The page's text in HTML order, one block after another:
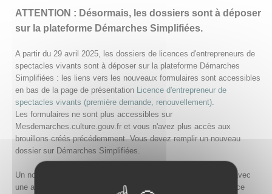
ATTENTION : Désormais, les dossiers sont à déposer
sur la plateforme Démarches Simplifiées.
A partir du 29 avril 2025, les dossiers de licences d'entrepreneurs de
spectacles vivants sont à déposer sur la plateforme Démarches
Simplifiées : les liens vers les nouveaux formulaires sont accessibles
en bas de la page de présentation Licence d'entrepreneur de
spectacles vivants (première demande, renouvellement).
Les formulaires ne sont plus accessibles sur
Mesdemarches.culture.gouv.fr et vous n'avez plus accès aux
brouillons créés précédemment. Vous devez remplir un nouveau
dossier sur Démarches Simplifiées.
Un nouveau compte doit être créé sur Démarches Simplifiées avec
une adresse email et un mot de passe, ou en passant par France